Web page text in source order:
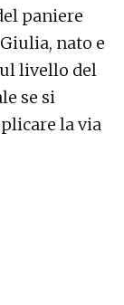
paniere
nato e
livello del
se si
la via